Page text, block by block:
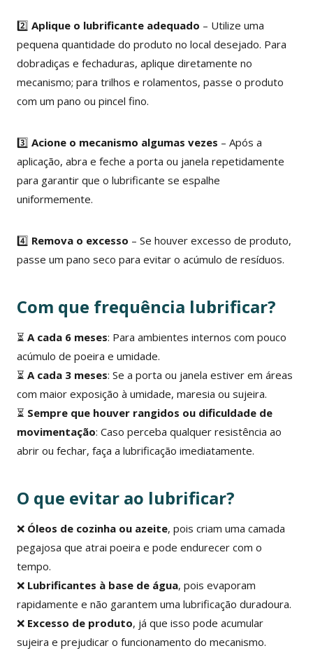
2️⃣ Aplique o lubrificante adequado – Utilize uma
pequena quantidade do produto no local desejado. Para
dobradiças e fechaduras, aplique diretamente no
mecanismo; para trilhos e rolamentos, passe o produto
com um pano ou pincel fino.
3️⃣ Acione o mecanismo algumas vezes – Após a
aplicação, abra e feche a porta ou janela repetidamente
para garantir que o lubrificante se espalhe
uniformemente.
4️⃣ Remova o excesso – Se houver excesso de produto,
passe um pano seco para evitar o acúmulo de resíduos.
Com que frequência lubrificar?
⏳ A cada 6 meses: Para ambientes internos com pouco
acúmulo de poeira e umidade.
⏳ A cada 3 meses: Se a porta ou janela estiver em áreas
com maior exposição à umidade, maresia ou sujeira.
⏳ Sempre que houver rangidos ou dificuldade de
movimentação: Caso perceba qualquer resistência ao
abrir ou fechar, faça a lubrificação imediatamente.
O que evitar ao lubrificar?
❌ Óleos de cozinha ou azeite, pois criam uma camada
pegajosa que atrai poeira e pode endurecer com o
tempo.
❌ Lubrificantes à base de água, pois evaporam
rapidamente e não garantem uma lubrificação duradoura.
❌ Excesso de produto, já que isso pode acumular
sujeira e prejudicar o funcionamento do mecanismo.